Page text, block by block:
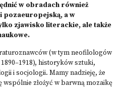
w obradach również
pozaeuropejską, a w
zjawisko literackie, ale także
(w tym neofilologów
historyków sztuki,
i socjologii. Mamy nadzieję, że
złożyć w barwną mozaikę